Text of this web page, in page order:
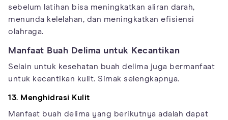
sebelum latihan bisa meningkatkan aliran darah,
menunda kelelahan, dan meningkatkan efisiensi
olahraga.
Manfaat Buah Delima untuk Kecantikan
Selain untuk kesehatan buah delima juga bermanfaat
untuk kecantikan kulit. Simak selengkapnya.
13. Menghidrasi Kulit
Manfaat buah delima yang berikutnya adalah dapat